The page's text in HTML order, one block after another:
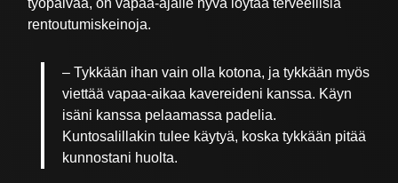
työpäivää, on vapaa-ajalle hyvä löytää terveellisiä
rentoutumiskeinoja.
– Tykkään ihan vain olla kotona, ja tykkään myös
viettää vapaa-aikaa kavereideni kanssa. Käyn
isäni kanssa pelaamassa padelia.
Kuntosalillakin tulee käytyä, koska tykkään pitää
kunnostani huolta.